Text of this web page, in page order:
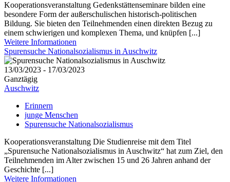
Kooperationsveranstaltung Gedenkstättenseminare bilden eine
besondere Form der außerschulischen historisch-politischen
Bildung. Sie bieten den Teilnehmenden einen direkten Bezug zu
einem schwierigen und komplexen Thema, und knüpfen [...]
Weitere Informationen
Spurensuche Nationalsozialismus in Auschwitz
13/03/2023 - 17/03/2023
Ganztägig
Auschwitz
Erinnern
junge Menschen
Spurensuche Nationalsozialismus
Kooperationsveranstaltung Die Studienreise mit dem Titel
„Spurensuche Nationalsozialismus in Auschwitz“ hat zum Ziel, den
Teilnehmenden im Alter zwischen 15 und 26 Jahren anhand der
Geschichte [...]
Weitere Informationen